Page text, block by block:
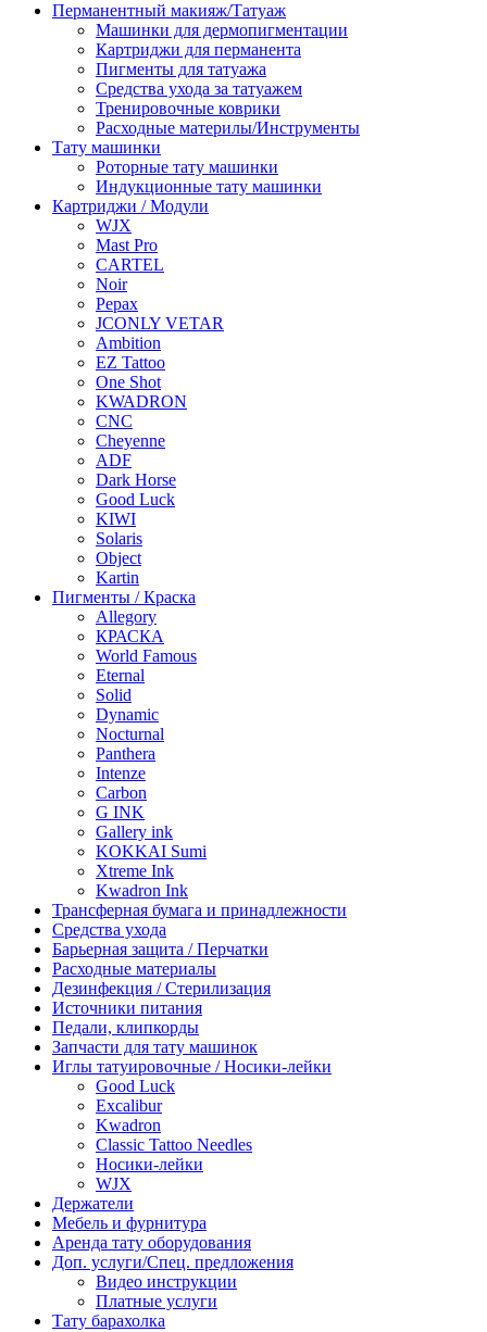
Перманентный макияж/Татуаж
Машинки для дермопигментации
Картриджи для перманента
Пигменты для татуажа
Средства ухода за татуажем
Тренировочные коврики
Расходные материлы/Инструменты
Тату машинки
Роторные тату машинки
Индукционные тату машинки
Картриджи / Модули
WJX
Mast Pro
CARTEL
Noir
Pepax
JCONLY VETAR
Ambition
EZ Tattoo
One Shot
KWADRON
CNC
Cheyenne
ADF
Dark Horse
Good Luck
KIWI
Solaris
Object
Kartin
Пигменты / Краска
Allegory
КРАСКА
World Famous
Eternal
Solid
Dynamic
Nocturnal
Panthera
Intenze
Carbon
G INK
Gallery ink
KOKKAI Sumi
Xtreme Ink
Kwadron Ink
Трансферная бумага и принадлежности
Средства ухода
Барьерная защита / Перчатки
Расходные материалы
Дезинфекция / Стерилизация
Источники питания
Педали, клипкорды
Запчасти для тату машинок
Иглы татуировочные / Носики-лейки
Good Luck
Excalibur
Kwadron
Classic Tattoo Needles
Носики-лейки
WJX
Держатели
Мебель и фурнитура
Аренда тату оборудования
Доп. услуги/Спец. предложения
Видео инструкции
Платные услуги
Тату барахолка